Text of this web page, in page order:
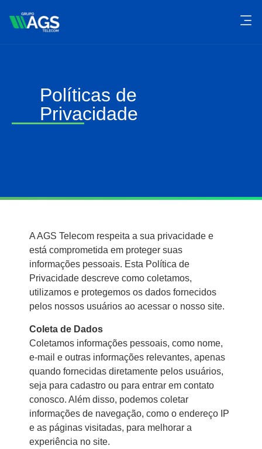
Políticas de
Privacidade
A AGS Telecom respeita a sua privacidade e
está comprometida em proteger suas
informações pessoais. Esta Política de
Privacidade descreve como coletamos,
utilizamos e protegemos os dados fornecidos
pelos nossos usuários ao acessar o nosso site.
Coleta de Dados
Coletamos informações pessoais, como nome,
e-mail e outras informações relevantes, apenas
quando fornecidas diretamente pelos usuários,
seja para cadastro ou para entrar em contato
conosco. Além disso, podemos coletar
informações de navegação, como o endereço IP
e as páginas visitadas, para melhorar a
experiência no site.